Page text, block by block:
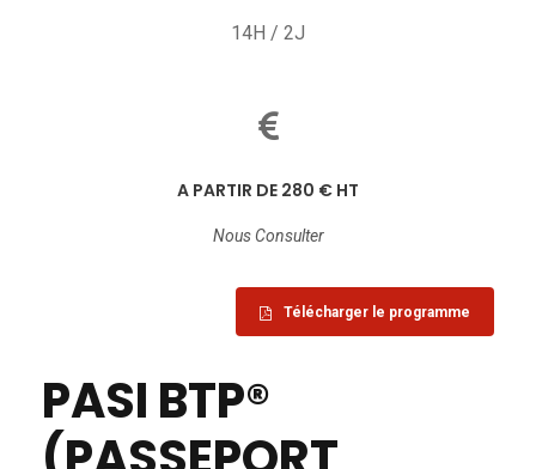
14H / 2J
A PARTIR DE 280 € HT
Nous Consulter
Télécharger le programme
PASI BTP®